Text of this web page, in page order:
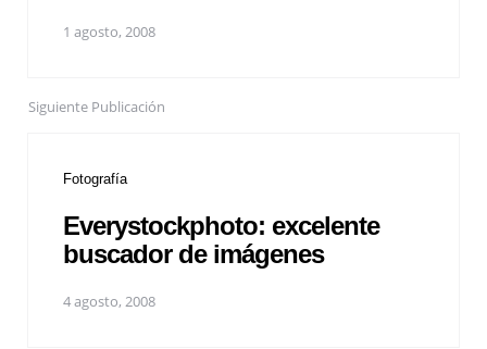
1 agosto, 2008
Siguiente Publicación
Fotografía
Everystockphoto: excelente
buscador de imágenes
4 agosto, 2008